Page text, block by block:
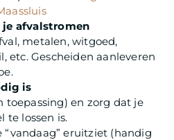
je afvalstromen
metalen, witgoed,
etc. Gescheiden aanleveren
is
toepassing) en zorg dat je
te lossen is.
eruitziet (handig